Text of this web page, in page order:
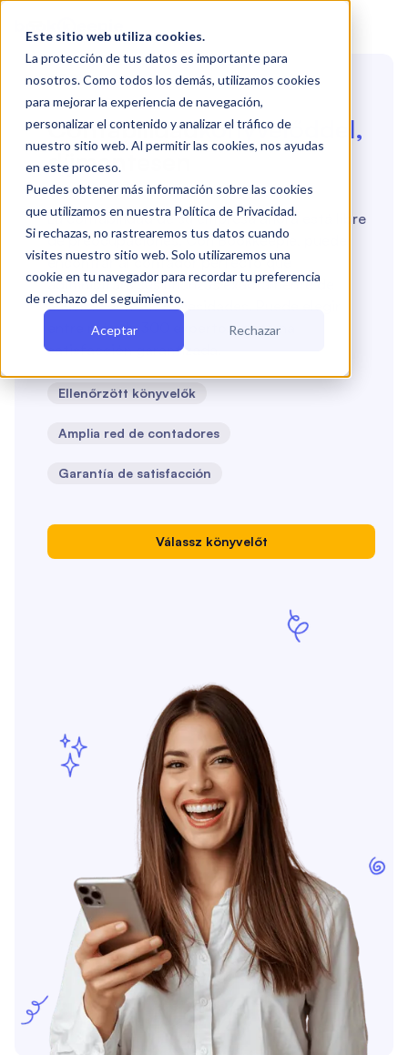
Este sitio web utiliza cookies.
La protección de tus datos es importante para
nosotros. Como todos los demás, utilizamos cookies
para mejorar la experiencia de navegación,
personalizar el contenido y analizar el tráfico de
nuestro sitio web. Al permitir las cookies, nos ayudas
en este proceso.
Puedes obtener más información sobre las cookies
que utilizamos en nuestra Política de Privacidad.
Si rechazas, no rastrearemos tus datos cuando
visites nuestro sitio web. Solo utilizaremos una
cookie en tu navegador para recordar tu preferencia
de rechazo del seguimiento.
Aceptar Rechazar
🔍Búsqueda de contadores
Contabilidadkönyvelőddel,
díjmentesen
La contabilidad de su empresa ahora está libre
de preocupaciones. Con Bookkeepie, puede
encontrar al contador perfecto que
administrará sus finanzas exactamente de
acuerdo con sus necesidades. Puede elegir
entre más de 300 expertos, con una
satisfacción garantizada.
Ellenőrzött könyvelők
Amplia red de contadores
Garantía de satisfacción
Válassz könyvelőt